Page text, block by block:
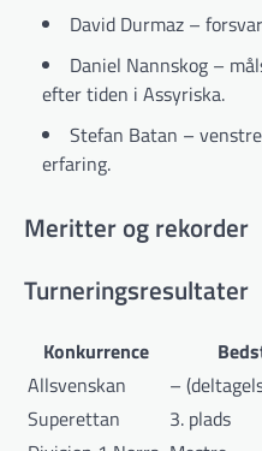
David Durmaz –
Daniel Nannskog –
efter tiden i Assyriska.
Stefan Batan –
erfaring.
Meritter og rekorder
Turneringsresultater
Konkurrence
Allsvenskan
–
Superettan
3. plads